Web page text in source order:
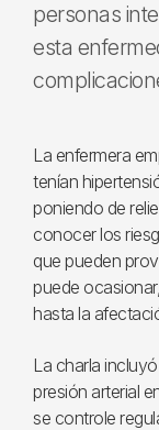
personas
esta
La enfermera
tenían
poniendo de
conocer los
que pueden
puede
hasta la
La charla
presión arterial
se controle